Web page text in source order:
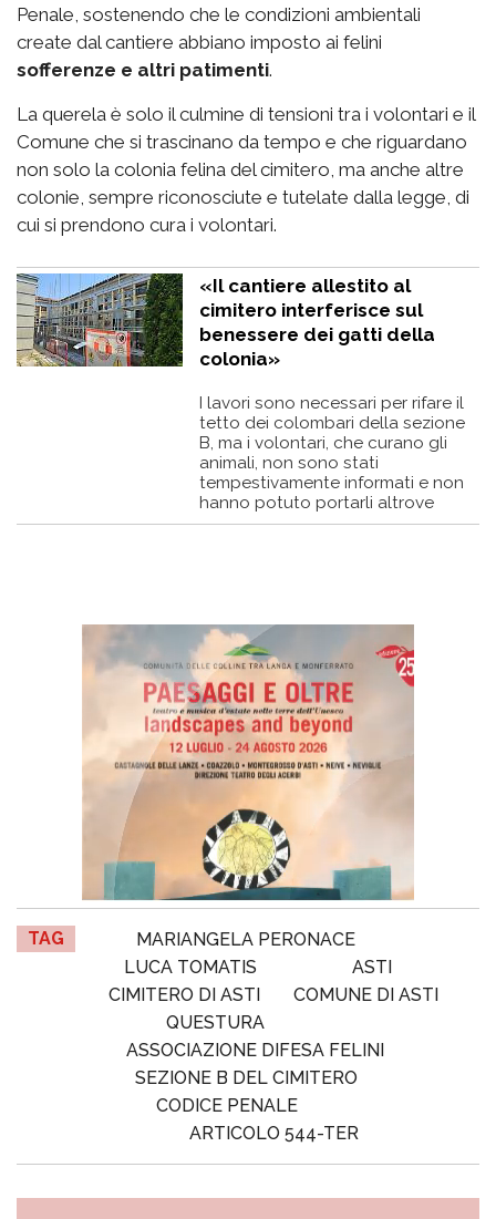
Penale, sostenendo che le condizioni ambientali
create dal cantiere abbiano imposto ai felini
sofferenze e altri patimenti.
La querela è solo il culmine di tensioni tra i volontari e il
Comune che si trascinano da tempo e che riguardano
non solo la colonia felina del cimitero, ma anche altre
colonie, sempre riconosciute e tutelate dalla legge, di
cui si prendono cura i volontari.
«Il cantiere allestito al
cimitero interferisce sul
benessere dei gatti della
colonia»
I lavori sono necessari per rifare il
tetto dei colombari della sezione
B, ma i volontari, che curano gli
animali, non sono stati
tempestivamente informati e non
hanno potuto portarli altrove
TAG
MARIANGELA PERONACE
LUCA TOMATIS
ASTI
CIMITERO DI ASTI
COMUNE DI ASTI
QUESTURA
ASSOCIAZIONE DIFESA FELINI
SEZIONE B DEL CIMITERO
CODICE PENALE
ARTICOLO 544-TER